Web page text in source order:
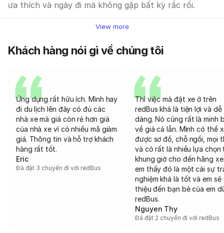
ưa thích và ngày đi mà không gặp bất kỳ rắc rối.
View more
Khách hàng nói gì về chúng tôi
Ứng dụng rất hữu ích. Mình hay
đi du lịch lên đây có đủ các
nhà xe mà giá còn rẻ hơn giá
của nhà xe vì có nhiều mã giảm
giá. Thông tin và hỗ trợ khách
hàng rất tốt.
Eric
Đã đặt 3 chuyến đi với redBus
Thì việc mà đặt xe ở trên
redBus khá là tiện lợi và dễ
dàng. Nó cũng rất là minh
về giá cả lẫn. Mình có thể
được sơ đồ, chỗ ngồi, mọi
và có rất là nhiều lựa chọn
khung giờ cho đến hãng
em thấy đó là một cái sự
nghiệm khá là tốt và em sẽ
thiệu đến bạn bè của em
redBus.
Nguyen Thy
Đã đặt 2 chuyến đi với redBus